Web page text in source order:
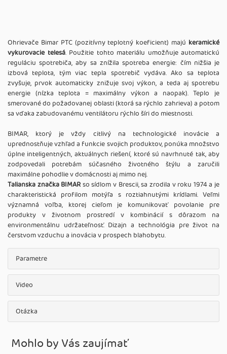
Ohrievače Bimar PTC (pozitívny teplotný koeficient) majú keramické
vykurovacie telesá. Použitie tohto materiálu umožňuje automatickú
reguláciu spotrebiča, aby sa znížila spotreba energie: čím nižšia je
izbová teplota, tým viac tepla spotrebič vydáva. Ako sa teplota
zvyšuje, prvok automaticky znižuje svoj výkon, a teda aj spotrebu
energie (nízka teplota = maximálny výkon a naopak). Teplo je
smerované do požadovanej oblasti (ktorá sa rýchlo zahrieva) a potom
sa vďaka zabudovanému ventilátoru rýchlo šíri do miestnosti.
BIMAR, ktorý je vždy citlivý na technologické inovácie a
uprednostňuje vzhľad a funkcie svojich produktov, ponúka množstvo
úplne inteligentných, aktuálnych riešení, ktoré sú navrhnuté tak, aby
zodpovedali potrebám súčasného životného štýlu a zaručili
maximálne pohodlie v domácnosti aj mimo nej.
Talianska značka BIMARso sídlom v Brescii, sa zrodila v roku 1974 a je
charakteristická profilom motýľa s roztiahnutými krídlami. Veľmi
významná voľba, ktorej cieľom je komunikovať povolanie pre
produkty v životnom prostredí v kombinácií s dôrazom na
environmentálnu udržateľnosť. Dizajn a technológia pre život na
čerstvom vzduchu a inovácia v prospech blahobytu.
Parametre
Video
Otázka
Mohlo by Vás zaujímať